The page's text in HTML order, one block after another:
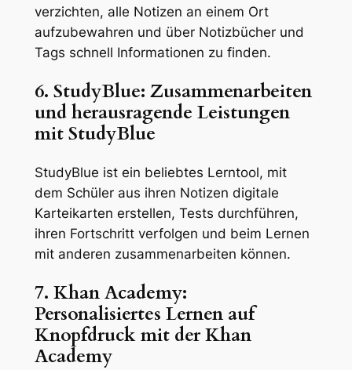
verzichten, alle Notizen an einem Ort
aufzubewahren und über Notizbücher und
Tags schnell Informationen zu finden.
6. StudyBlue: Zusammenarbeiten
und herausragende Leistungen
mit StudyBlue
StudyBlue ist ein beliebtes Lerntool, mit
dem Schüler aus ihren Notizen digitale
Karteikarten erstellen, Tests durchführen,
ihren Fortschritt verfolgen und beim Lernen
mit anderen zusammenarbeiten können.
7. Khan Academy:
Personalisiertes Lernen auf
Knopfdruck mit der Khan
Academy